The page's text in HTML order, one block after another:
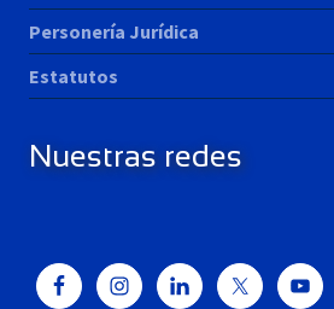
Personería Jurídica
Estatutos
Nuestras redes